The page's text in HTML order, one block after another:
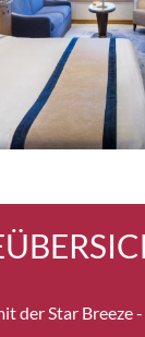
der Star Breeze -